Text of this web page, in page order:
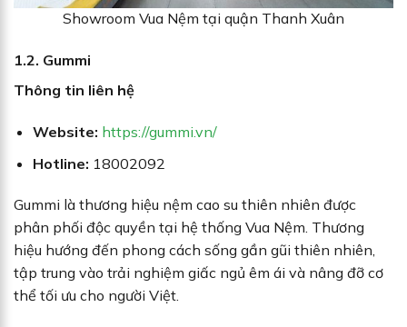
Showroom Vua Nệm tại quận Thanh Xuân
1.2. Gummi
Thông tin liên hệ
Website: https://gummi.vn/
Hotline: 18002092
Gummi là thương hiệu nệm cao su thiên nhiên được
phân phối độc quyền tại hệ thống Vua Nệm. Thương
hiệu hướng đến phong cách sống gần gũi thiên nhiên,
tập trung vào trải nghiệm giấc ngủ êm ái và nâng đỡ cơ
thể tối ưu cho người Việt.